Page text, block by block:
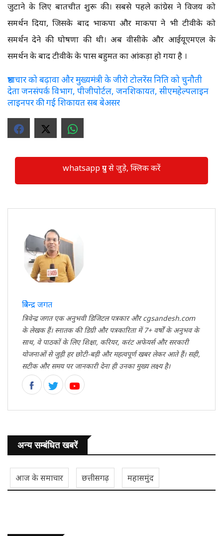
जुटाने के लिए बातचीत शुरू की। सबसे पहले कांग्रेस ने विजय को
समर्थन दिया, जिसके बाद भाकपा और माकपा ने भी टीवीके को
समर्थन देने की घोषणा की थी। अब वीसीके और आईयूएमएल के
समर्थन के बाद टीवीके के पास बहुमत का आंकड़ा हो गया है ।
भ्रष्टाचार को बढ़ावा और मुख्यमंत्री के जीरो टोलरेंस निति को चुनौती
देता जनसंपर्क विभाग, पीजीपोर्टल, जनशिकायत, सीएमहेल्पलाइन
लाइनपर की गई शिकायत सब बेअसर
whatsapp ग्रुप से जुड़े, क्लिक करें
त्रिवेन्द्र जगत
त्रिवेन्द्र जगत एक अनुभवी डिजिटल पत्रकार और cgsandesh.com
के लेखक हैं। स्नातक की डिग्री और पत्रकारिता में 7+ वर्षों के अनुभव के
साथ, वे पाठकों के लिए शिक्षा, करियर, करंट अफेयर्स और सरकारी
योजनाओं से जुड़ी हर छोटी-बड़ी और महत्वपूर्ण खबर लेकर आते हैं। सही,
सटीक और समय पर जानकारी देना ही उनका मुख्य लक्ष्य है।
अन्य सम्बंधित खबरें
आज के समाचार छत्तीसगढ़ महासमुंद